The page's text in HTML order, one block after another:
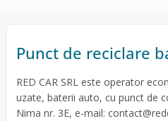
Punct de reciclare
RED CAR SRL este operator
uzate, baterii auto, cu punct de
Nima nr. 3E, e-mail: